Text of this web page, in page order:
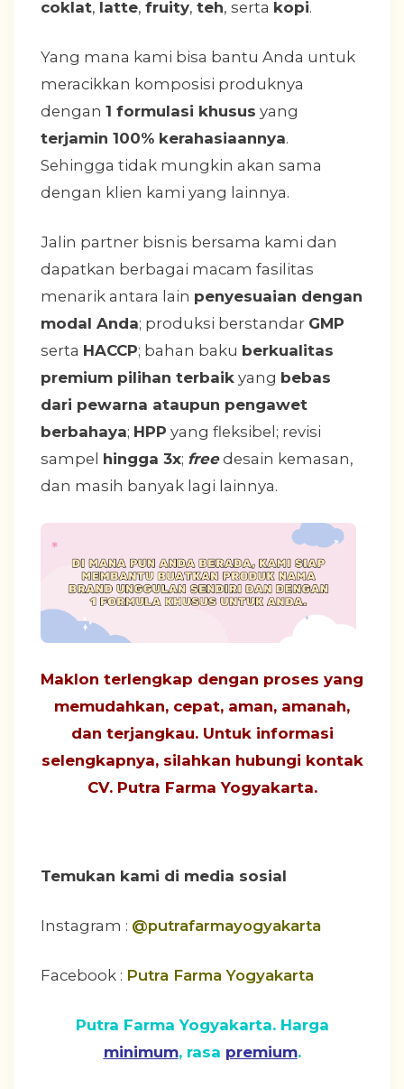
coklat, latte, fruity, teh, serta kopi.
Yang mana kami bisa bantu Anda untuk
meracikkan komposisi produknya
dengan 1 formulasi khusus yang
terjamin 100% kerahasiaannya.
Sehingga tidak mungkin akan sama
dengan klien kami yang lainnya.
Jalin partner bisnis bersama kami dan
dapatkan berbagai macam fasilitas
menarik antara lain penyesuaian dengan
modal Anda; produksi berstandar GMP
serta HACCP; bahan baku berkualitas
premium pilihan terbaik yang bebas
dari pewarna ataupun pengawet
berbahaya; HPP yang fleksibel; revisi
sampel hingga 3x; freedesain kemasan,
dan masih banyak lagi lainnya.
Maklon terlengkap dengan proses yang
memudahkan, cepat, aman, amanah,
dan terjangkau. Untuk informasi
selengkapnya, silahkan hubungi kontak
CV. Putra Farma Yogyakarta.
Temukan kami di media sosial
Instagram : @putrafarmayogyakarta
Facebook : Putra Farma Yogyakarta
Putra Farma Yogyakarta. Harga
minimum, rasa premium.